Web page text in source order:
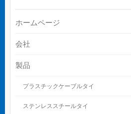
ホームページ
会社
製品
プラスチックケーブルタイ
ステンレススチールタイ